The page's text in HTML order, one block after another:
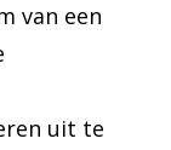
van een
uit te